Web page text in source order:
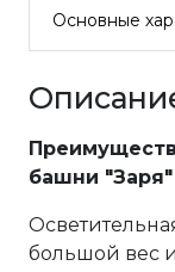
Основные
башни "Заря"
большой вес